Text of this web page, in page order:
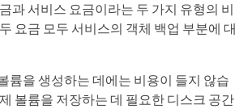
과 서비스 요금이라는 두 가지 유형의 비
요금 모두 서비스의 객체 백업 부분에 대
륨을 생성하는 데에는 비용이 들지 않습
볼륨을 저장하는 데 필요한 디스크 공간